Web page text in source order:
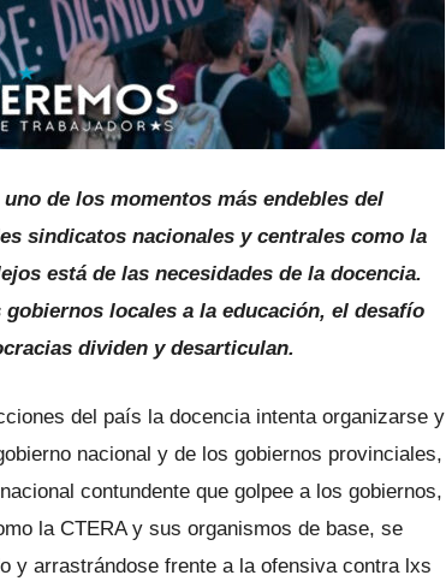
de los momentos más endebles del
sindicatos nacionales y centrales como la
está de las necesidades de la docencia.
locales a la educación, el desafío
dividen y desarticulan.
del país la docencia intenta organizarse y
nacional y de los gobiernos provinciales,
contundente que golpee a los gobiernos,
la CTERA y sus organismos de base, se
y arrastrándose frente a la ofensiva contra lxs